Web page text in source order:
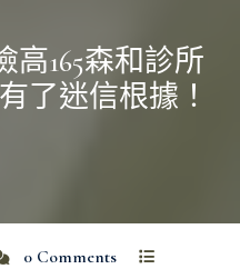
165森和診所
了迷信根據！
0 Comments